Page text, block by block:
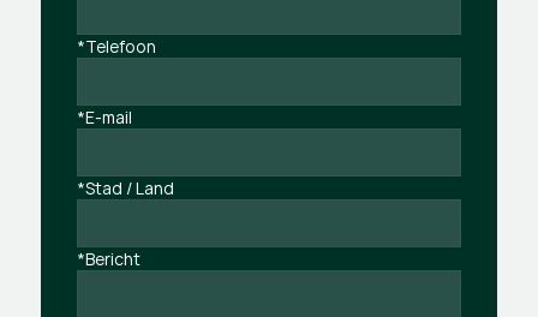
*Telefoon
*E-mail
*Stad / Land
*Bericht